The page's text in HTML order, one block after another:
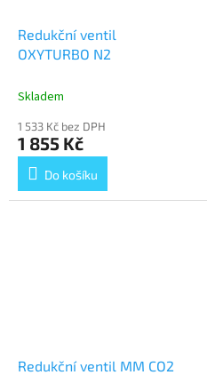
Redukční ventil
OXYTURBO N2
Skladem
1 533 Kč bez DPH
1 855 Kč
Do košíku
Redukční ventil MM CO2